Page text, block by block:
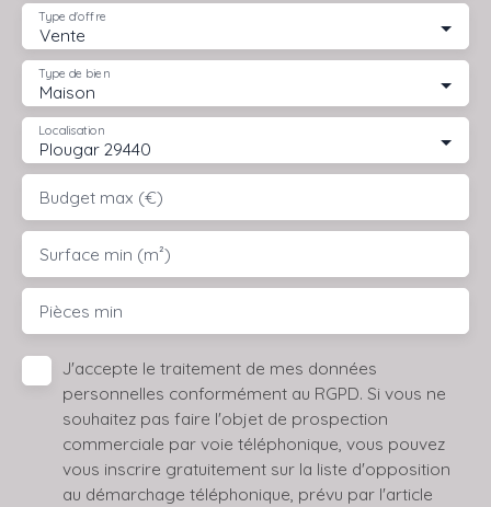
Vente
Type d'offre
Maison
Type de bien
Plougar 29440
Localisation
Budget max (€)
Surface min (m²)
Pièces min
J'accepte le traitement de mes données
personnelles conformément au RGPD. Si vous ne
souhaitez pas faire l'objet de prospection
commerciale par voie téléphonique, vous pouvez
vous inscrire gratuitement sur la liste d'opposition
au démarchage téléphonique, prévu par l'article